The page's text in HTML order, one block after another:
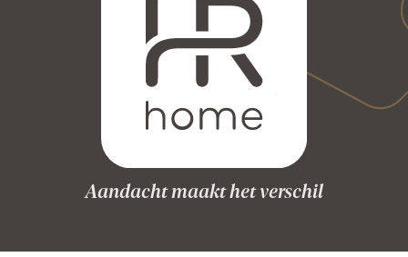
Aandacht maakt het verschil